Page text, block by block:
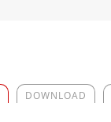
DOWNLOAD